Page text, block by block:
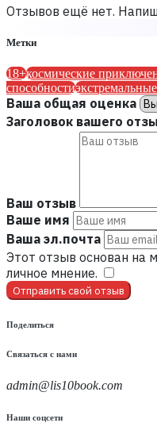
Отзывов ещё нет.
Метки
18+космические
способности
Ваша общая оценка
Заголовок вашего
Ваш отзыв
Ваше имя
Ваша эл.почта
Этот отзыв основан на
личное мнение.
Отправить свой отзыв
Поделиться
Связаться с нами
admin@lis10book.com
Наши соцсети